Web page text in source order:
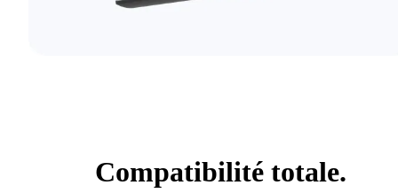
Compatibilité totale.